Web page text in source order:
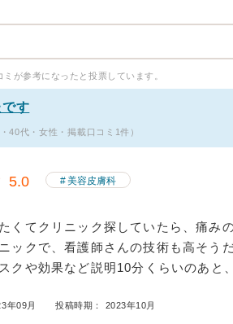
ミが参考になったと投票しています。
す
40代・女性・掲載口コミ1件）
5.0 美容皮膚科
くてクリニック探していたら、痛み
ックで、看護師さんの技術も高そう
クや効果など説明10分くらいのあと
年09月 投稿時期： 2023年10月